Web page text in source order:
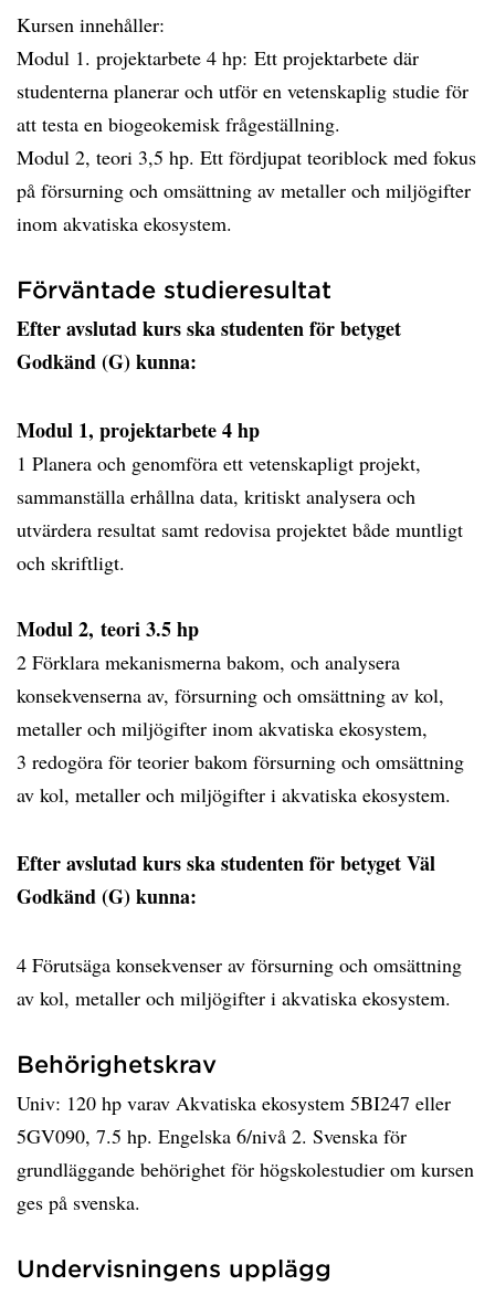
Kursen innehåller:
Modul 1. projektarbete 4 hp: Ett projektarbete där
studenterna planerar och utför en vetenskaplig studie för
att testa en biogeokemisk frågeställning.
Modul 2, teori 3,5 hp. Ett fördjupat teoriblock med fokus
på försurning och omsättning av metaller och miljögifter
inom akvatiska ekosystem.
Förväntade studieresultat
Efter avslutad kurs ska studenten för betyget
Godkänd (G) kunna:
Modul 1, projektarbete 4 hp
1 Planera och genomföra ett vetenskapligt projekt,
sammanställa erhållna data, kritiskt analysera och
utvärdera resultat samt redovisa projektet både muntligt
och skriftligt.
Modul 2, teori 3.5 hp
2 Förklara mekanismerna bakom, och analysera
konsekvenserna av, försurning och omsättning av kol,
metaller och miljögifter inom akvatiska ekosystem,
3 redogöra för teorier bakom försurning och omsättning
av kol, metaller och miljögifter i akvatiska ekosystem.
Efter avslutad kurs ska studenten för betyget Väl
Godkänd (G) kunna:
4 Förutsäga konsekvenser av försurning och omsättning
av kol, metaller och miljögifter i akvatiska ekosystem.
Behörighetskrav
Univ: 120 hp varav Akvatiska ekosystem 5BI247 eller
5GV090, 7.5 hp. Engelska 6/nivå 2. Svenska för
grundläggande behörighet för högskolestudier om kursen
ges på svenska.
Undervisningens upplägg